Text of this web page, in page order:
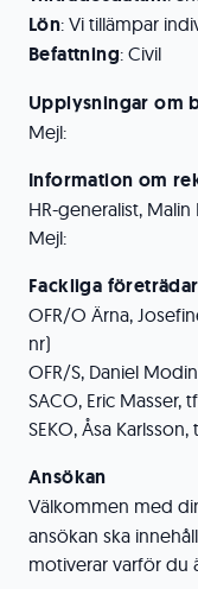
Lön: Vi tillämpar
Befattning: Civil
Upplysningar om
Mejl:
Information om
HR-generalist, Malin
Mejl:
Fackliga
OFR/O Ärna,
nr)
OFR/S, Daniel
SACO, Eric Masser,
SEKO, Åsa
Ansökan
Välkommen med
ansökan ska
motiverar varför du